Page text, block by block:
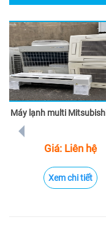
Máy lạnh multi
Giá: Liên hệ
Xem chi tiết
prev